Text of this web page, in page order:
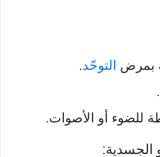
بمرض التوحّد.
للضوء أو الأصوات.
الجسدية: